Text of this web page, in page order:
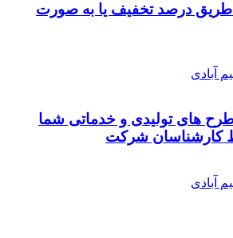
طریق درصد تخفیف یا به صورت
آبادی
طرح های تولیدی و خدماتی شما
کارشناسان شرکت
آبادی